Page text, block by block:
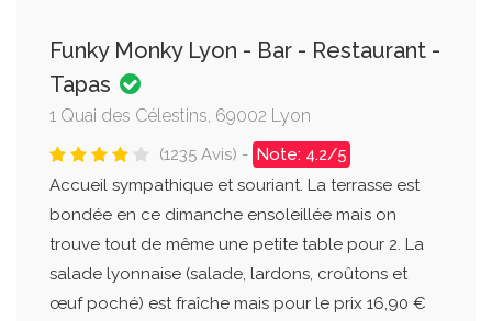
Funky Monky Lyon - Bar - Restaurant -
Tapas
1 Quai des Célestins, 69002 Lyon
(1235 Avis) - Note: 4.2/5
Accueil sympathique et souriant. La terrasse est
bondée en ce dimanche ensoleillée mais on
trouve tout de même une petite table pour 2. La
salade lyonnaise (salade, lardons, croûtons et
œuf poché) est fraîche mais pour le prix 16,90 €